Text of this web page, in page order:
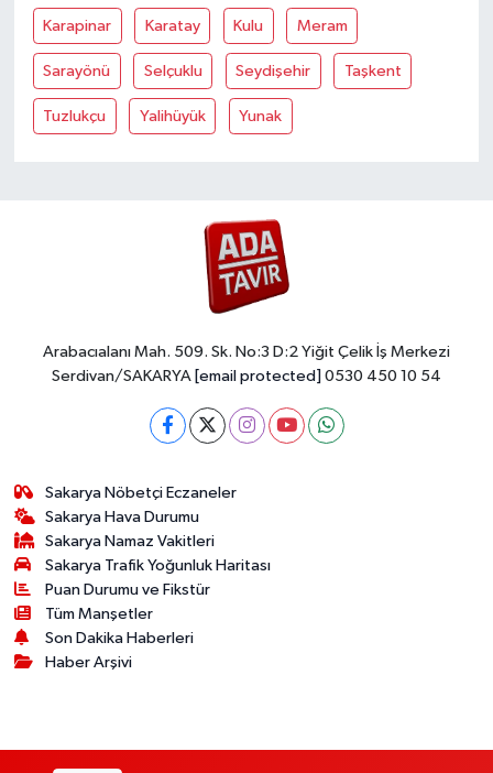
Karapinar Karatay Kulu Meram
Sarayönü Selçuklu Seydişehir Taşkent
Tuzlukçu Yalihüyük Yunak
Arabacıalanı Mah. 509. Sk. No:3 D:2 Yiğit Çelik İş Merkezi
Serdivan/SAKARYA [email protected] 0530 450 10 54
Sakarya Nöbetçi Eczaneler
Sakarya Hava Durumu
Sakarya Namaz Vakitleri
Sakarya Trafik Yoğunluk Haritası
Puan Durumu ve Fikstür
Tüm Manşetler
Son Dakika Haberleri
Haber Arşivi